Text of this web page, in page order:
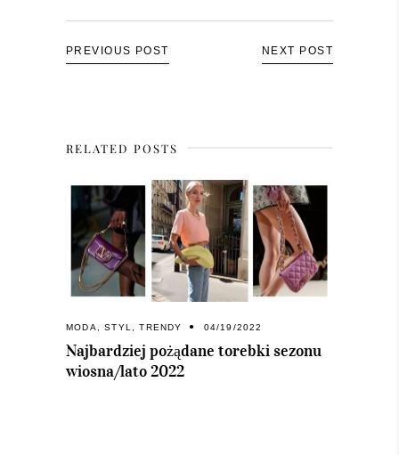
PREVIOUS POST NEXT POST
RELATED POSTS
MODA,STYL,TRENDY 04/19/2022
Najbardziej pożądane torebki sezonu
wiosna/lato 2022